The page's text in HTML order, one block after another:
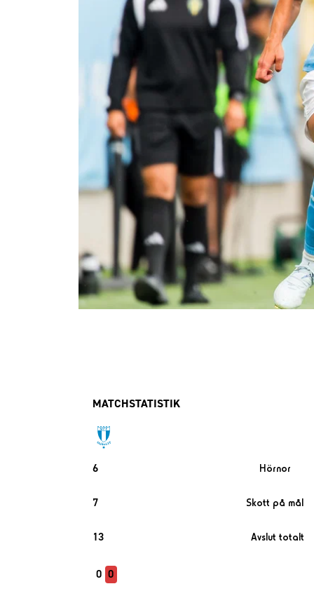
Om Malmö FF
MATCHSTATISTIK
Hörnor
6
Skott på mål
7
Avslut totalt
13
0 0